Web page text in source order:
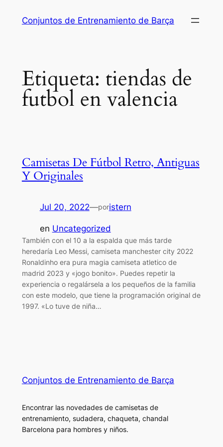
Conjuntos de Entrenamiento de Barça
Etiqueta: tiendas de
futbol en valencia
Camisetas De Fútbol Retro, Antiguas
Y Originales
Jul 20, 2022—poristern
en Uncategorized
También con el 10 a la espalda que más tarde
heredaría Leo Messi, camiseta manchester city 2022
Ronaldinho era pura magia camiseta atletico de
madrid 2023 y «jogo bonito». Puedes repetir la
experiencia o regalársela a los pequeños de la familia
con este modelo, que tiene la programación original de
1997. «Lo tuve de niña…
Conjuntos de Entrenamiento de Barça
Encontrar las novedades de camisetas de
entrenamiento, sudadera, chaqueta, chandal
Barcelona para hombres y niños.